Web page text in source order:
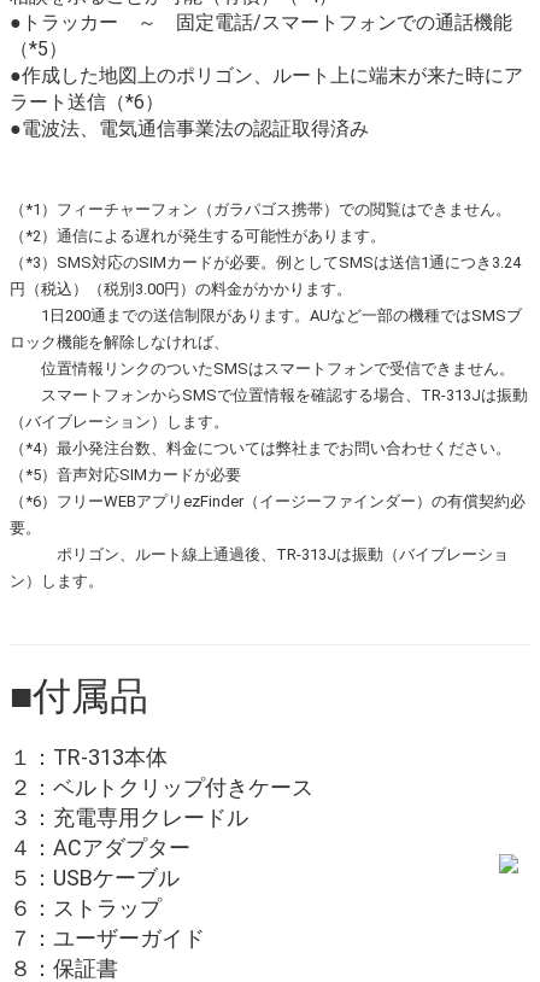
●トラッカー ～ 固定電話/スマートフォンでの通話機能
（*5）
●作成した地図上のポリゴン、ルート上に端末が来た時にア
ラート送信（*6）
●電波法、電気通信事業法の認証取得済み
（*1）フィーチャーフォン（ガラパゴス携帯）での閲覧はできません。
（*2）通信による遅れが発生する可能性があります。
（*3）SMS対応のSIMカードが必要。例としてSMSは送信1通につき3.24
円（税込）（税別3.00円）の料金がかかります。
1日200通までの送信制限があります。AUなど一部の機種ではSMSブ
ロック機能を解除しなければ、
位置情報リンクのついたSMSはスマートフォンで受信できません。
スマートフォンからSMSで位置情報を確認する場合、TR-313Jは振動
（バイブレーション）します。
（*4）最小発注台数、料金については弊社までお問い合わせください。
（*5）音声対応SIMカードが必要
（*6）フリーWEBアプリezFinder（イージーファインダー）の有償契約必
要。
ポリゴン、ルート線上通過後、TR-313Jは振動（バイブレーショ
ン）します。
■付属品
１：TR-313本体
２：ベルトクリップ付きケース
３：充電専用クレードル
４：ACアダプター
５：USBケーブル
６：ストラップ
７：ユーザーガイド
８：保証書